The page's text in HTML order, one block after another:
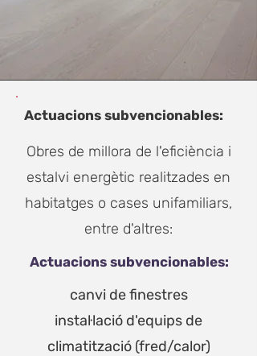
Actuacions subvencionables:
Obres de millora de l'eficiència i
estalvi energètic realitzades en
habitatges o cases unifamiliars,
entre d'altres:
Actuacions subvencionables:
canvi de finestres
instal·lació d'equips de
climatització (fred/calor)